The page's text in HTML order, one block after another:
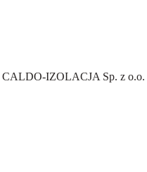
CALDO-IZOLACJA Sp. z o.o.